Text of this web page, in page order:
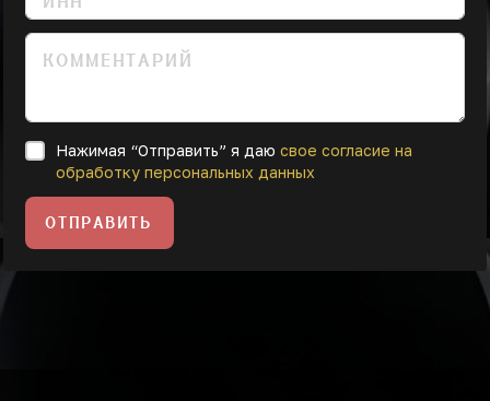
Нажимая “Отправить” я даю свое согласие на
обработку персональных данных
ОТПРАВИТЬ